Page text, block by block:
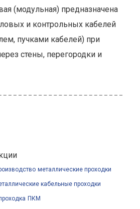
(модульная) предназначена
и контрольных кабелей
пучками кабелей) при
стены, перегородки и
металлические проходки
кабельные проходки
ПКМ